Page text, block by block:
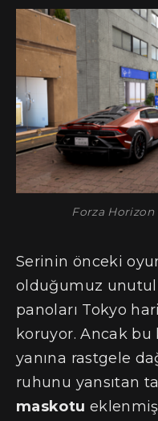
Forza Horizon
Serinin önceki
olduğumuz
panoları Tokyo
koruyor. Ancak
yanına rastgele
ruhunu yansıtan
maskotu